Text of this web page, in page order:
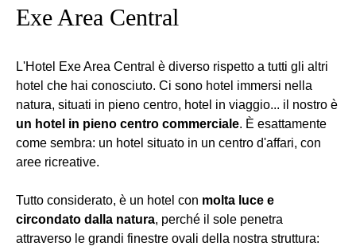
Exe Area Central
L'Hotel Exe Area Central è diverso rispetto a tutti gli altri
hotel che hai conosciuto. Ci sono hotel immersi nella
natura, situati in pieno centro, hotel in viaggio... il nostro è
un hotel in pieno centro commerciale. È esattamente
come sembra: un hotel situato in un centro d'affari, con
aree ricreative.
Tutto considerato, è un hotel con molta luce e
circondato dalla natura, perché il sole penetra
attraverso le grandi finestre ovali della nostra struttura: